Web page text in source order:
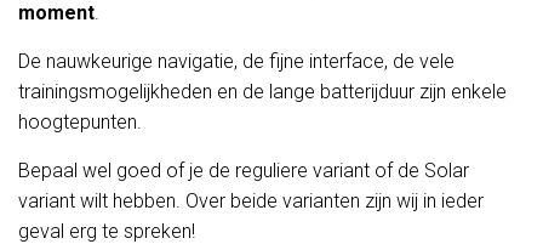
moment.
De nauwkeurige navigatie, de fijne interface, de vele
trainingsmogelijkheden en de lange batterijduur zijn enkele
hoogtepunten.
Bepaal wel goed of je de reguliere variant of de Solar
variant wilt hebben. Over beide varianten zijn wij in ieder
geval erg te spreken!